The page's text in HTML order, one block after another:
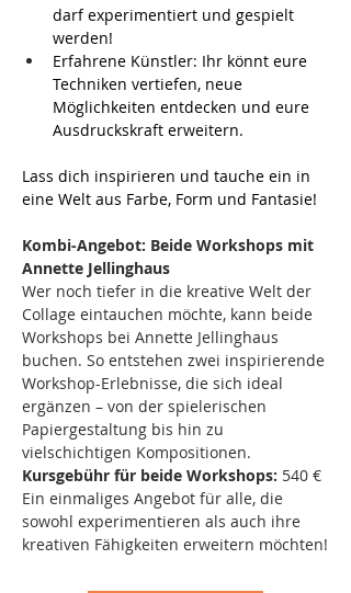
darf experimentiert und gespielt
werden!
﻿﻿Erfahrene Künstler: Ihr könnt eure
Techniken vertiefen, neue
Möglichkeiten entdecken und eure
Ausdruckskraft erweitern.
Lass dich inspirieren und tauche ein in
eine Welt aus Farbe, Form und Fantasie!
Kombi-Angebot: Beide Workshops mit
Annette Jellinghaus
Wer noch tiefer in die kreative Welt der
Collage eintauchen möchte, kann beide
Workshops bei Annette Jellinghaus
buchen. So entstehen zwei inspirierende
Workshop-Erlebnisse, die sich ideal
ergänzen – von der spielerischen
Papiergestaltung bis hin zu
vielschichtigen Kompositionen.
Kursgebühr für beide Workshops: 540 €
Ein einmaliges Angebot für alle, die
sowohl experimentieren als auch ihre
kreativen Fähigkeiten erweitern möchten!